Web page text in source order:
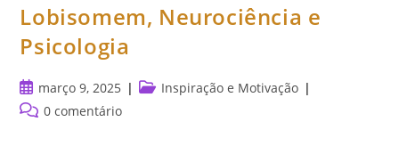
Lobisomem, Neurociência e
Psicologia
Post
publicado:
março 9, 2025
Categoria
Inspiração e Motivação
Comentários
0 comentário